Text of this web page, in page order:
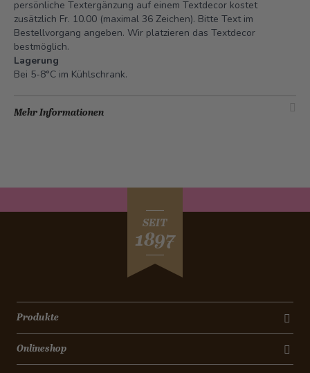
persönliche Textergänzung auf einem Textdecor kostet
zusätzlich Fr. 10.00 (maximal 36 Zeichen). Bitte Text im
Bestellvorgang angeben. Wir platzieren das Textdecor
bestmöglich.
Lagerung
Bei 5-8°C im Kühlschrank.
Mehr Informationen
SEIT
1897
Produkte
Onlineshop